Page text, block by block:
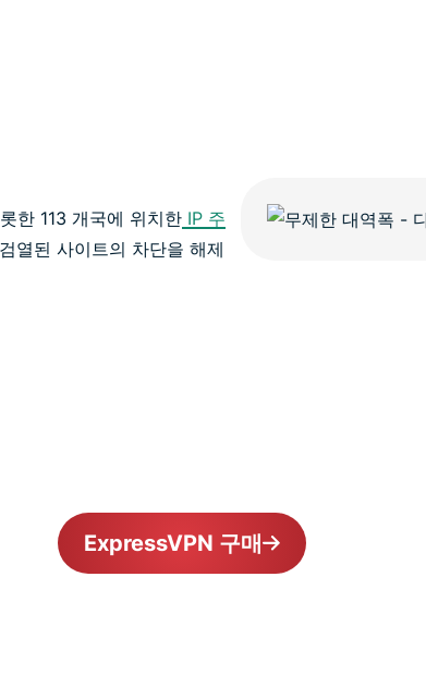
한 113 개국에 위치한 IP 주
열된 사이트의 차단을 해제
ExpressVPN 구매